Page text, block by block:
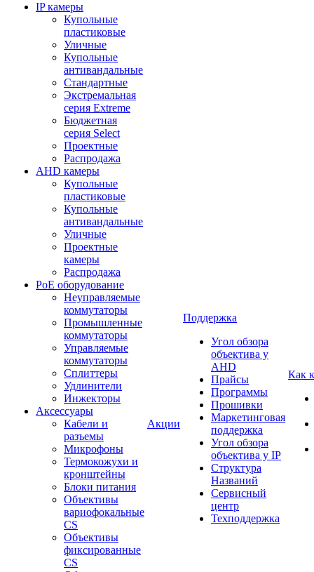
IP камеры
Купольные
пластиковые
Уличные
Купольные
антивандальные
Стандартные
Экстремальная
серия Extreme
Бюджетная
серия Select
Проектные
Распродажа
AHD камеры
Купольные
пластиковые
Купольные
антивандальные
Уличные
Проектные
камеры
Распродажа
PoE оборудование
Неуправляемые
коммутаторы
Промышленные
коммутаторы
Управляемые
коммутаторы
Сплиттеры
Удлинители
Инжекторы
Аксессуары
Кабели и
разъемы
Микрофоны
Термокожухи и
кронштейны
Блоки питания
Объективы
вариофокальные
CS
Объективы
фиксированные
CS
Акции
Поддержка
Угол обзора
объектива у
AHD
Прайсы
Программы
Прошивки
Маркетинговая
поддержка
Угол обзора
объектива у IP
Структура
Названий
Сервисный
центр
Техподдержка
Как